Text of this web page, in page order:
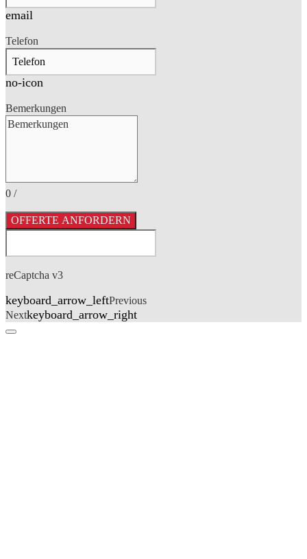
email
Telefon
no-icon
Bemerkungen
0 /
OFFERTE ANFORDERN
reCaptcha v3
keyboard_arrow_leftPrevious
Nextkeyboard_arrow_right